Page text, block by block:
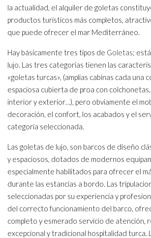
la actualidad, el alquiler de goletas
productos turísticos más completos,
que puede ofrecer el mar Mediterráneo.
Hay básicamente tres tipos de Goletas;
lujo. Las tres categorías tienen las
«goletas turcas», (amplias cabinas cada una
espaciosa cubierta de proa con
interior y exterior…), pero obviamente el
decoración, el confort, los acabados y el
categoría seleccionada.
Las goletas de lujo, son barcos de diseño
y espaciosos, dotados de modernos
especialmente habilitados para ofrecer el
durante las estancias a bordo. Las
seleccionadas por su experiencia y
del correcto funcionamiento del barco,
completo y esmerado servicio de atención,
excepcional y tradicional hospitalidad turca.